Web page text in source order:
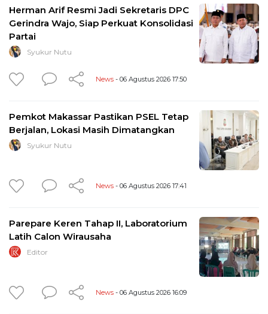
Herman Arif Resmi Jadi Sekretaris DPC
Gerindra Wajo, Siap Perkuat Konsolidasi
Partai
Syukur Nutu
News - 06 Agustus 2026 17:50
Pemkot Makassar Pastikan PSEL Tetap
Berjalan, Lokasi Masih Dimatangkan
Syukur Nutu
News - 06 Agustus 2026 17:41
Parepare Keren Tahap II, Laboratorium
Latih Calon Wirausaha
Editor
News - 06 Agustus 2026 16:09